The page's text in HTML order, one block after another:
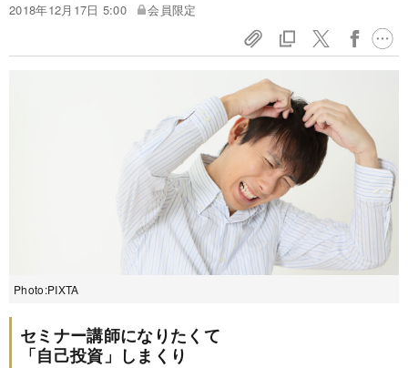
2018年12月17日 5:00
会員限定
Photo:PIXTA
セミナー講師になりたくて
「自己投資」しまくり